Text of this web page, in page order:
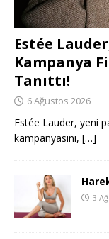
Estée
Kampanya
Tanıttı!
6 Ağustos 2026
Estée Lauder, yeni
kampanyasını, […]
3